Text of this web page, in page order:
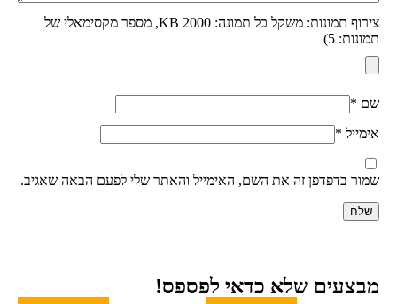
צירוף תמונות: משקל כל תמונה: 2000 KB, מספר מקסימאלי של
תמונות: 5)
שם *
אימייל *
שמור בדפדפן זה את השם, האימייל והאתר שלי לפעם הבאה שאגיב.
מבצעים שלא כדאי לפספס!